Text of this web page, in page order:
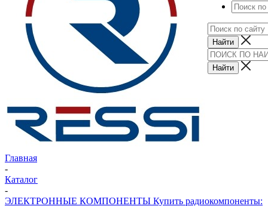
Главная
-
Каталог
-
ЭЛЕКТРОННЫЕ КОМПОНЕНТЫ Купить радиокомпоненты: